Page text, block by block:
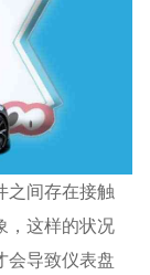
之间存在接触
，这样的状况
会导致仪表盘